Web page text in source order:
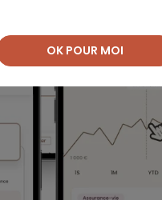
OK POUR MOI